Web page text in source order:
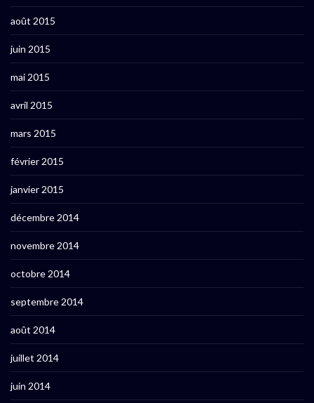
août 2015
juin 2015
mai 2015
avril 2015
mars 2015
février 2015
janvier 2015
décembre 2014
novembre 2014
octobre 2014
septembre 2014
août 2014
juillet 2014
juin 2014